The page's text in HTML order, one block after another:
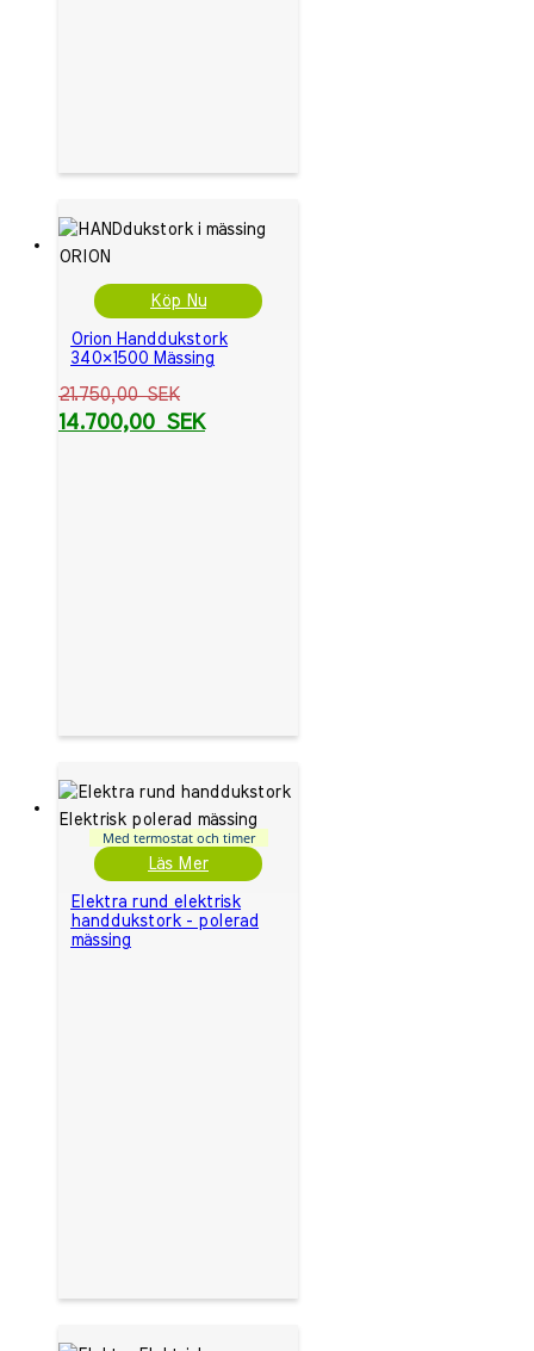
Köp Nu
Orion Handdukstork
340×1500 Mässing
21.750,00SEK
14.700,00 SEK
Med termostat och timer
Läs Mer
Elektra rund elektrisk
handdukstork - polerad
mässing